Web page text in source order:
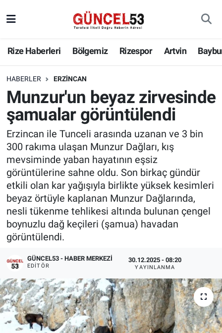
Rize Haberleri Bölgemiz Rizespor Artvin
HABERLER ERZINCAN
Munzur'un beyaz zirvesinde
şamualar görüntülendi
Erzincan ile Tunceli arasında uzanan ve 3 bin
300 rakıma ulaşan Munzur Dağları, kış
mevsiminde yaban hayatının eşsiz
görüntülerine sahne oldu. Son birkaç gündür
etkili olan kar yağışıyla birlikte yüksek kesimleri
beyaz örtüyle kaplanan Munzur Dağlarında,
nesli tükenme tehlikesi altında bulunan çengel
boynuzlu dağ keçileri (şamua) havadan
görüntülendi.
GÜNCEL53 - HABER MERKEZI
EDITÖR
30.12.2025 - 08:20
YAYINLANMA